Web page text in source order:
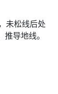
未松线后处
导地线。